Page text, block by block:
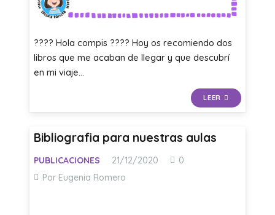
???? Hola compis ???? Hoy os recomiendo dos
libros que me acaban de llegar y que descubrí
en mi viaje…
LEER
Bibliografia para nuestras aulas
PUBLICACIONES 21/12/2020
0
Por Eugenia Romero